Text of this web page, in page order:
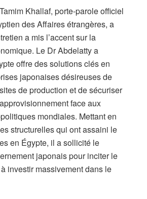
Khallaf, porte-parole officiel
des Affaires étrangères, a
a mis l’accent sur la
Le Dr Abdelatty a
offre des solutions clés en
japonaises désireuses de
de production et de sécuriser
face aux
mondiales. Mettant en
structurelles qui ont assaini le
en Égypte, il a sollicité le
japonais pour inciter le
investir massivement dans le